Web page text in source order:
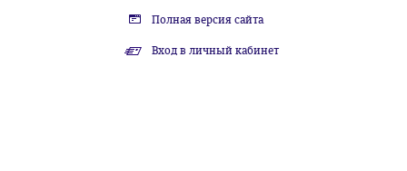
Полная версия сайта
Вход в личный кабинет